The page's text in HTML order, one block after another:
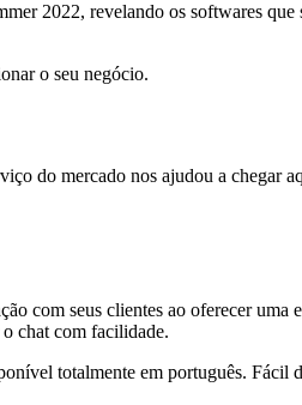
2022, revelando os softwares
o seu negócio.
do mercado nos ajudou a chegar
com seus clientes ao oferecer
o chat com facilidade.
totalmente em português. Fácil